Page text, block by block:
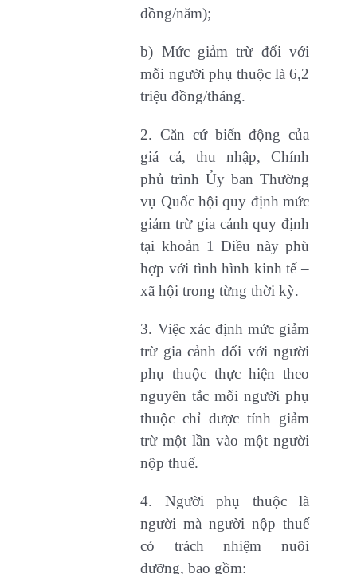
đồng/năm);
b) Mức giảm trừ đối với
mỗi người phụ thuộc là 6,2
triệu đồng/tháng.
2. Căn cứ biến động của
giá cả, thu nhập, Chính
phủ trình Ủy ban Thường
vụ Quốc hội quy định mức
giảm trừ gia cảnh quy định
tại khoản 1 Điều này phù
hợp với tình hình kinh tế –
xã hội trong từng thời kỳ.
3. Việc xác định mức giảm
trừ gia cảnh đối với người
phụ thuộc thực hiện theo
nguyên tắc mỗi người phụ
thuộc chỉ được tính giảm
trừ một lần vào một người
nộp thuế.
4. Người phụ thuộc là
người mà người nộp thuế
có trách nhiệm nuôi
dưỡng, bao gồm: